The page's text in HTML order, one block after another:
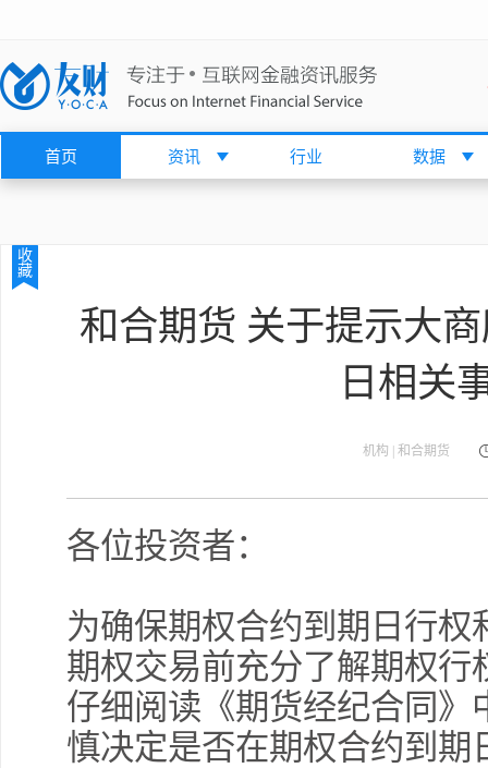
首页 资讯 行业 数据
收
藏
和合期货 关于提示大
日相关
机构 | 和合期货
各位投资者：
为确保期权合约到期日行
期权交易前充分了解期权
仔细阅读《期货经纪合同
慎决定是否在期权合约到